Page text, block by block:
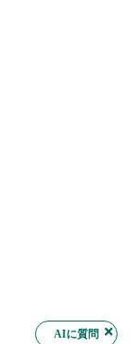
AIに質問